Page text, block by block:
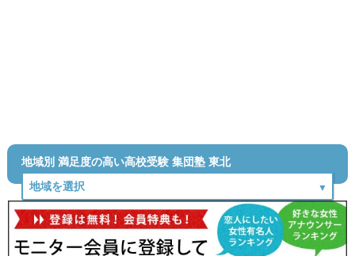
地域別 満足度の高い高校受験 集団塾 東北